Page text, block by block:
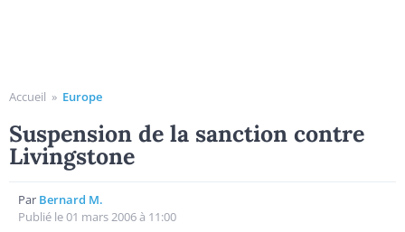
Accueil » Europe
Suspension de la sanction contre
Livingstone
Par Bernard M.
Publié le 01 mars 2006 à 11:00